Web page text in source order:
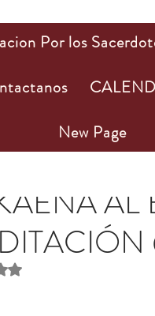
AL
NaN de 5 estrellas.
Por los
New Page